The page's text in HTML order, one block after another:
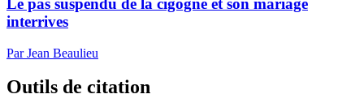
Le pas suspendu de la cigogne et son mariage
interrives
Par Jean Beaulieu
Outils de citation